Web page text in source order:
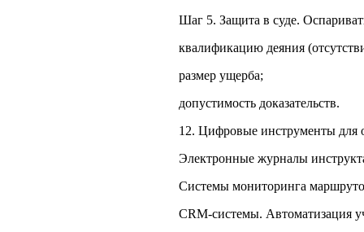
Шаг 5. Защита в суде.
квалификацию деяния
размер ущерба;
допустимость доказательств.
12. Цифровые инструменты для
Электронные журналы
Системы мониторинга
CRM‑системы. Автоматизация